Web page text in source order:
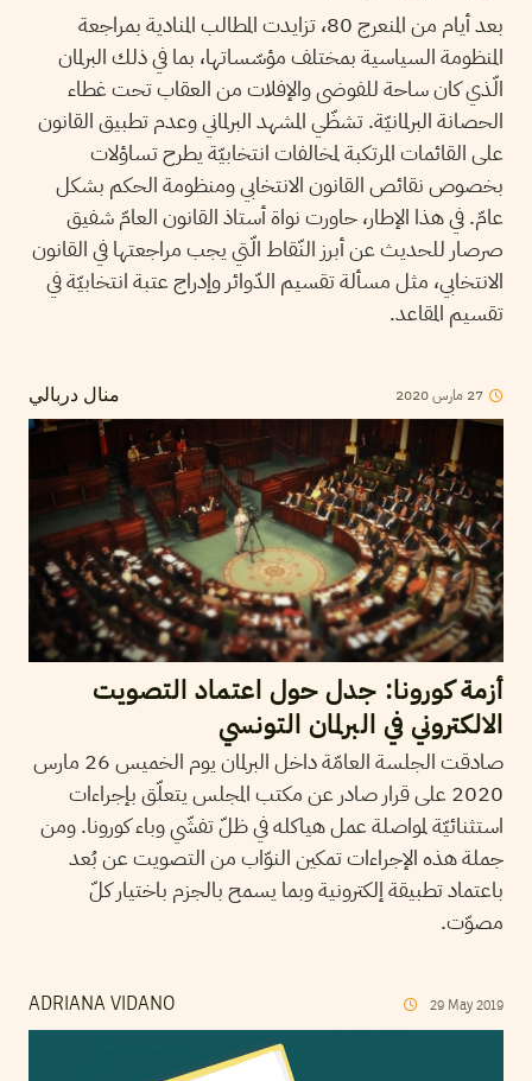
بعد أيام من المنعرج 80، تزايدت المطالب المنادية بمراجعة
المنظومة السياسية بمختلف مؤسّساتها، بما في ذلك البرلمان
الّذي كان ساحة للفوضى والإفلات من العقاب تحت غطاء
الحصانة البرلمانيّة. تشظّي المشهد البرلماني وعدم تطبيق القانون
على القائمات المرتكبة لمخالفات انتخابيّة يطرح تساؤلات
بخصوص نقائص القانون الانتخابي ومنظومة الحكم بشكل
عامّ. في هذا الإطار، حاورت نواة أستاذ القانون العامّ شفيق
صرصار للحديث عن أبرز النّقاط الّتي يجب مراجعتها في القانون
الانتخابي، مثل مسألة تقسيم الدّوائر وإدراج عتبة انتخابيّة في
تقسيم المقاعد.
منال دربالي 27 مارس2020
أزمة كورونا: جدل حول اعتماد التصويت
الالكتروني في البرلمان التونسي
صادقت الجلسة العامّة داخل البرلمان يوم الخميس 26 مارس
2020 على قرار صادر عن مكتب المجلس يتعلّق بإجراءات
استثنائيّة لمواصلة عمل هياكله في ظلّ تفشّي وباء كورونا. ومن
جملة هذه الإجراءات تمكين النوّاب من التصويت عن بُعد
باعتماد تطبيقة إلكترونية وبما يسمح بالجزم باختيار كلّ
مصوّت.
ADRIANA VIDANO 29 May 2019